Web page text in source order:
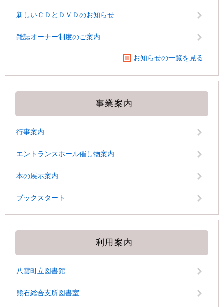
新しいＣＤとＤＶＤのお知らせ
雑誌オーナー制度のご案内
お知らせの一覧を見る
事業案内
行事案内
エントランスホール催し物案内
本の展示案内
ブックスタート
利用案内
八雲町立図書館
熊石総合支所図書室